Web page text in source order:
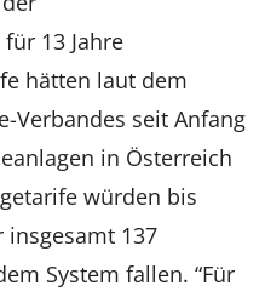
13 Jahre
hätten laut dem
Verbandes seit Anfang
in Österreich
würden bis
insgesamt 137
System fallen. “Für